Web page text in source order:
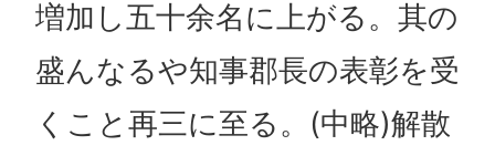
増加し五十余名に上がる。其の
盛んなるや知事郡長の表彰を受
くこと再三に至る。(中略)解散